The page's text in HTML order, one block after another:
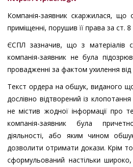
Компанія-заявник скаржилася, що
приміщенні, порушив її права за ст. 8
ЄСПЛ зазначив, що з матеріалів
компанія-заявник не була
провадженні за фактом ухилення від
Текст ордера на обшук, виданого
дослівно відтворений із
не містив жодної інформації про
компанія-заявник була
діяльності, або яким чином
дозволити отримати докази. Крім
сформульований настільки